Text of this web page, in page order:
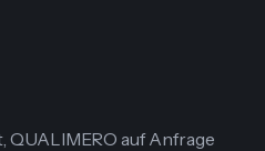
auf Anfrage